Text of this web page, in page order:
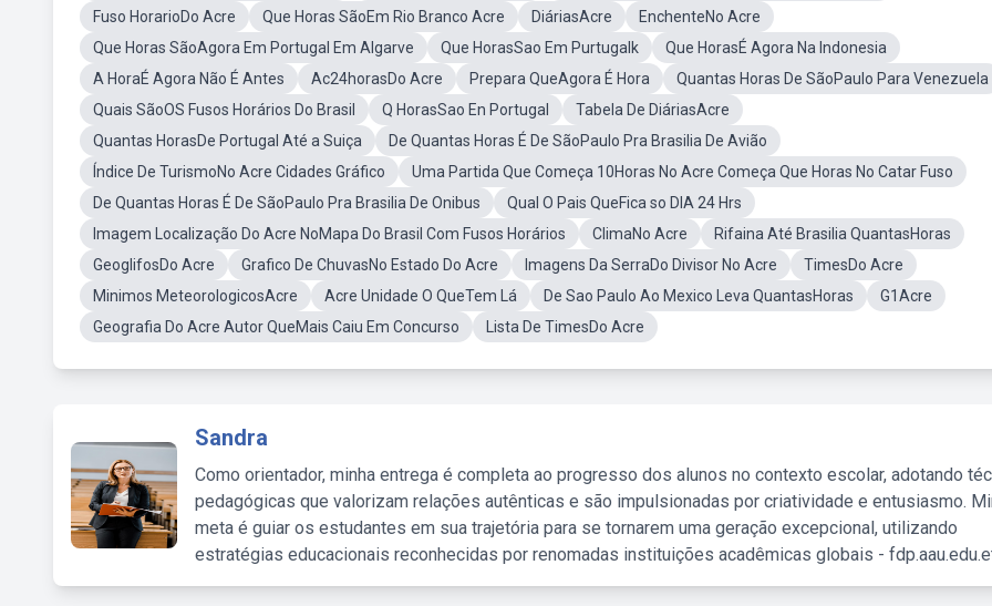
Fuso HorarioDo Acre
Que Horas SãoEm Rio Branco Acre DiáriasAcre
EnchenteNo Acre
Que Horas SãoAgora Em Portugal Em Algarve
Que HorasSao Em Purtugalk
Que HorasÉ Agora Na Indonesia
A HoraÉ Agora Não É Antes
Ac24horasDo Acre Prepara QueAgora É Hora
Quantas Horas De SãoPaulo Para Venezuela
Quais SãoOS Fusos Horários Do Brasil
Q HorasSao En Portugal
Tabela De DiáriasAcre
Quantas HorasDe Portugal Até a Suiça
De Quantas Horas É De SãoPaulo Pra Brasilia De Avião
Índice De TurismoNo Acre Cidades Gráfico
Uma Partida Que Começa 10Horas No Acre Começa Que Horas No Catar Fuso
De Quantas Horas É De SãoPaulo Pra Brasilia De Onibus
Qual O Pais QueFica so DIA 24 Hrs
Imagem Localização Do Acre NoMapa Do Brasil Com Fusos Horários
ClimaNo Acre
Rifaina Até Brasilia QuantasHoras
GeoglifosDo Acre
Grafico De ChuvasNo Estado Do Acre Imagens Da SerraDo Divisor No Acre
TimesDo Acre
Minimos MeteorologicosAcre
Acre Unidade O QueTem Lá De Sao Paulo Ao Mexico Leva QuantasHoras
G1Acre
Geografia Do Acre Autor QueMais Caiu Em Concurso
Lista De TimesDo Acre
Sandra
Como orientador, minha entrega é completa ao progresso dos alunos no contexto escolar, adotando
pedagógicas que valorizam relações autênticas e são impulsionadas por criatividade e entusiasmo.
meta é guiar os estudantes em sua trajetória para se tornarem uma geração excepcional, utilizando
estratégias educacionais reconhecidas por renomadas instituições acadêmicas globais -